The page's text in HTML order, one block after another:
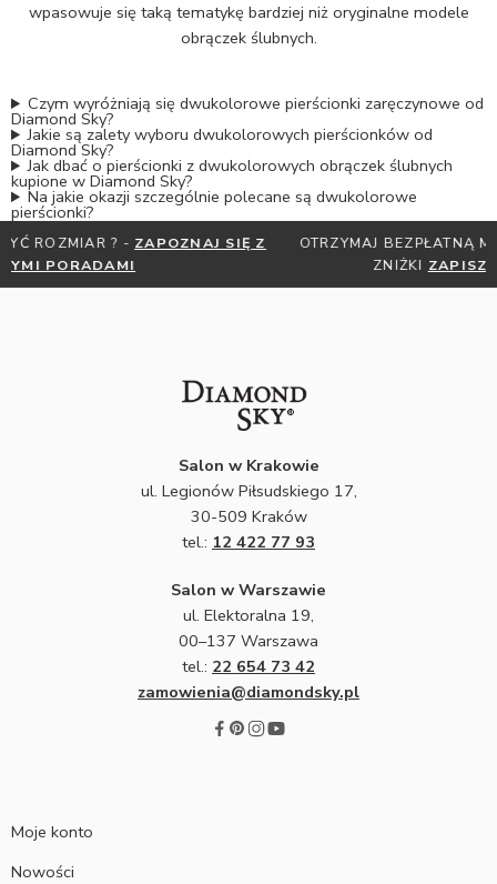
wpasowuje się taką tematykę bardziej niż oryginalne modele
obrączek ślubnych.
Czym wyróżniają się dwukolorowe pierścionki zaręczynowe od
Diamond Sky?
Jakie są zalety wyboru dwukolorowych pierścionków od
Diamond Sky?
Jak dbać o pierścionki z dwukolorowych obrączek ślubnych
kupione w Diamond Sky?
Na jakie okazji szczególnie polecane są dwukolorowe
pierścionki?
OTRZYMAJ BEZPŁATNĄ MIARKĘ JUBILERSKĄ ORAZ DO 30%
ZNIŻKI
ZAPISZ SIĘ DO NEWSLETTERA
Salon w Krakowie
ul. Legionów Piłsudskiego 17,
30-509 Kraków
tel.: 12 422 77 93
Salon w Warszawie
ul. Elektoralna 19,
00–137 Warszawa
tel.: 22 654 73 42
zamowienia@diamondsky.pl
Moje konto
Nowości